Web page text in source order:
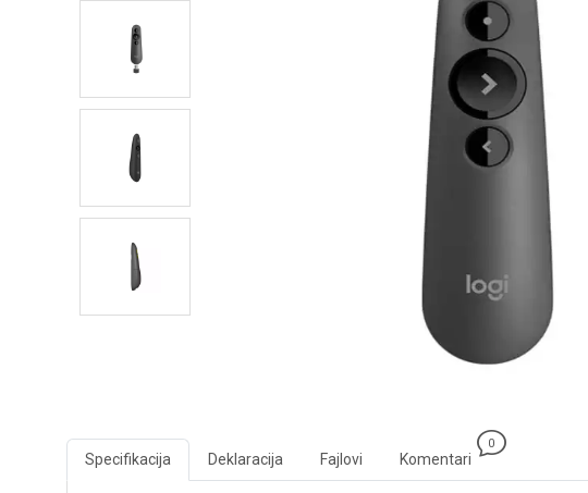
Specifikacija Deklaracija Fajlovi Komentari
0